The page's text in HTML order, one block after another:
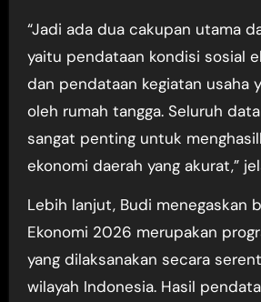
“Jadi ada dua cakupan utama
yaitu pendataan kondisi sosial
dan pendataan kegiatan usaha
oleh rumah tangga. Seluruh
sangat penting untuk
ekonomi daerah yang akurat,”
Lebih lanjut, Budi menegaskan
Ekonomi 2026 merupakan
yang dilaksanakan secara
wilayah Indonesia. Hasil